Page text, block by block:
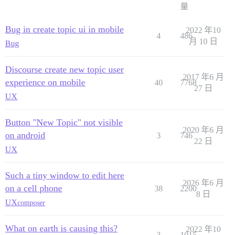
量
Bug in create topic ui in mobile
Bug
4 486
2022 年10
月 10 日
Discourse create new topic user
experience on mobile
UX
40 7768
2017 年6 月
27 日
Button "New Topic" not visible
on android
UX
3 746
2020 年6 月
22 日
Such a tiny window to edit here
on a cell phone
UXcomposer
38 2200
2026 年6 月
8 日
What on earth is causing this? 2022 年10